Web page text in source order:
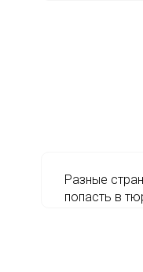
Разные
попасть в